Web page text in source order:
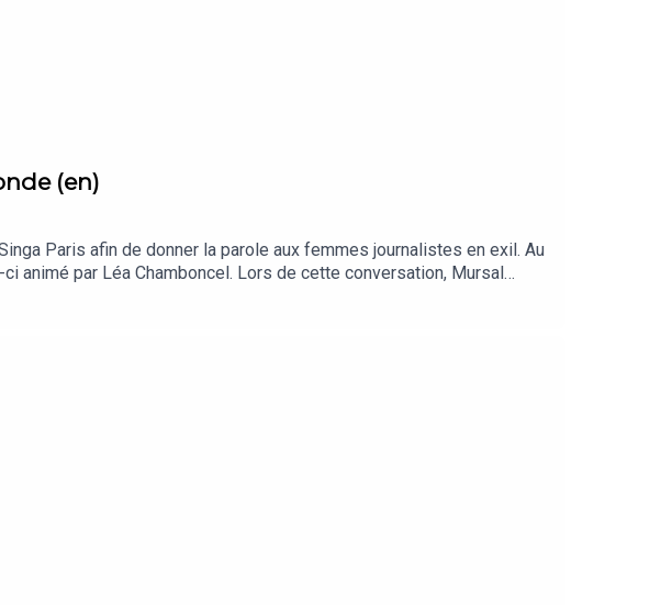
(en)
Paris afin de donner la parole aux femmes journalistes en exil. Au
animé par Léa Chamboncel. Lors de cette conversation, Mursal
et leur passion pour le métier de journaliste. Merci au